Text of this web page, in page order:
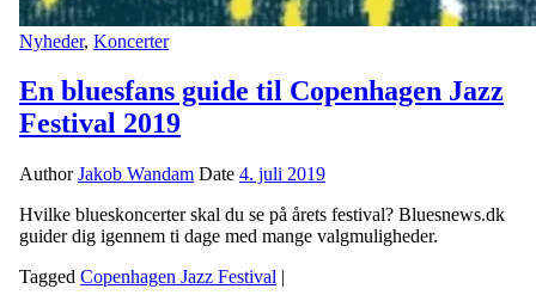
Nyheder, Koncerter
En bluesfans guide til Copenhagen Jazz
Festival 2019
AuthorJakob Wandam Date 4. juli 2019
Hvilke blueskoncerter skal du se på årets festival? Bluesnews.dk
guider dig igennem ti dage med mange valgmuligheder.
Tagged Copenhagen Jazz Festival |